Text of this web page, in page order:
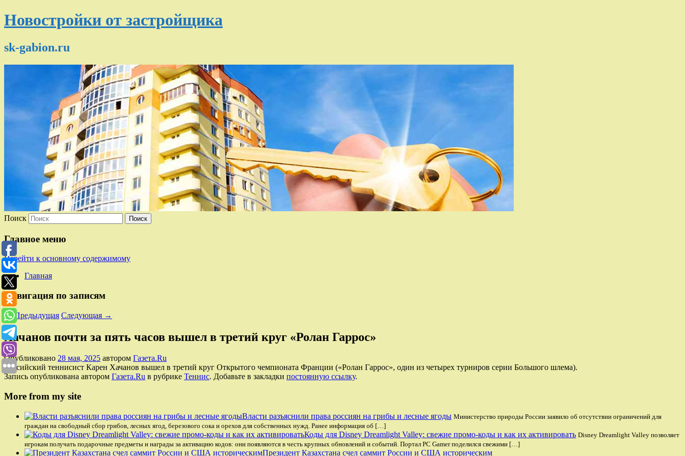
Новостройки от застройщика
sk-gabion.ru
Поиск
Главное меню
Перейти к основному содержимому
Главная
Навигация по записям
←Предыдущая Следующая →
Хачанов почти за пять часов вышел в третий круг «Ролан Гаррос»
Опубликовано 28 мая, 2025 автором Газета.Ru
Российский теннисист Карен Хачанов вышел в третий круг Открытого чемпионата Франции («Ролан Гаррос», один из четырех турниров серии Большого шлема).
Запись опубликована автором Газета.Ru в рубрике Теннис. Добавьте в закладки постоянную ссылку.
More from my site
Власти разъяснили права россиян на грибы и лесные ягоды Министерство природы России заявило об отсутствии ограничений для
граждан на свободный сбор грибов, лесных ягод, березового сока и орехов для собственных нужд. Ранее информация об […]
Коды для Disney Dreamlight Valley: свежие промо-коды и как их активировать Disney Dreamlight Valley позволяет
игрокам получать подарочные предметы и награды за активацию кодов: они появляются в честь крупных обновлений и событий. Портал PC Gamer поделился свежими […]
Президент Казахстана счел саммит России и США историческим